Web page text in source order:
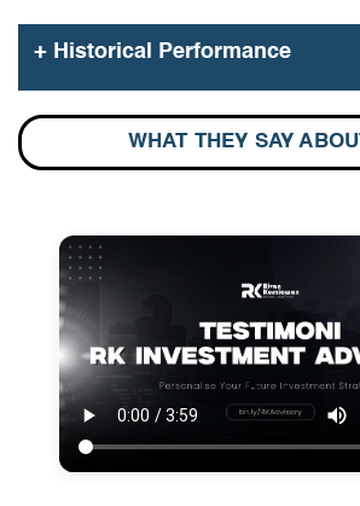
+ Historical Performance
WHAT THEY SAY